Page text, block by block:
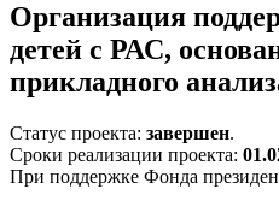
Организация
детей с РАС,
прикладного
Статус проекта: завершен.
Сроки реализации проекта:
При поддержке Фонда